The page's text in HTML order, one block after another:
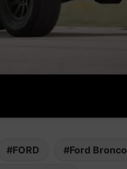
FORD Ford Bronco